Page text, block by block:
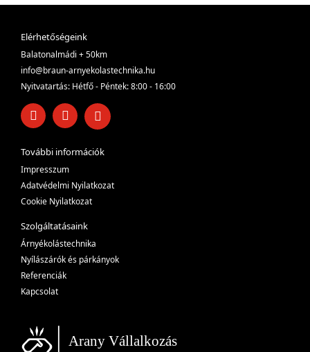
Elérhetőségeink
Balatonalmádi + 50km
info@braun-arnyekolastechnika.hu
Nyitvatartás: Hétfő - Péntek: 8:00 - 16:00
További információk
Impresszum
Adatvédelmi Nyilatkozat
Cookie Nyilatkozat
Szolgáltatásaink
Árnyékolástechnika
Nyílászárók és párkányok
Referenciák
Kapcsolat